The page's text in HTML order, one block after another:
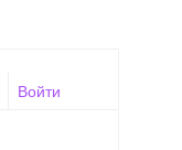
Войти